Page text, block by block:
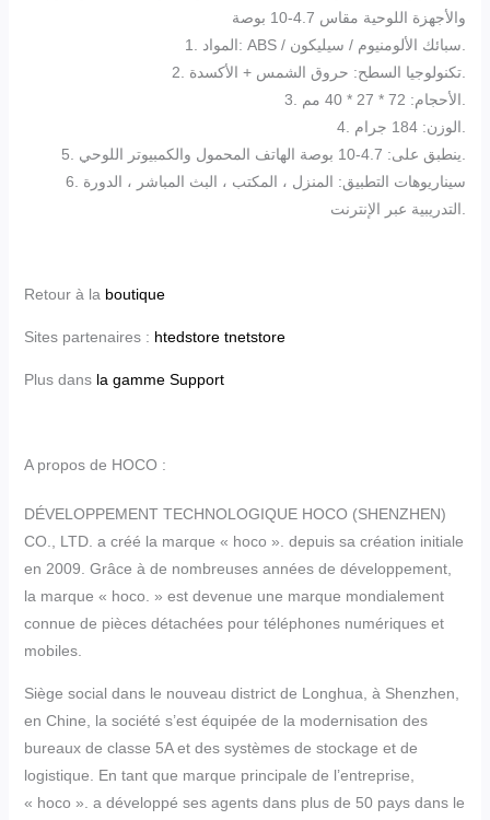
والأجهزة اللوحية مقاس 4.7-10 بوصة
6. سيناريوهات التطبيق: المنزل ، المكتب ، البث المباشر ، الدورة
Retour à la boutique
Sites partenaires : htedstore tnetstore
Plus dans la gamme Support
A propos de HOCO :
DÉVELOPPEMENT TECHNOLOGIQUE HOCO (SHENZHEN)
CO., LTD. a créé la marque « hoco ». depuis sa création initiale
en 2009. Grâce à de nombreuses années de développement,
la marque « hoco. » est devenue une marque mondialement
connue de pièces détachées pour téléphones numériques et
mobiles.
Siège social dans le nouveau district de Longhua, à Shenzhen,
en Chine, la société s’est équipée de la modernisation des
bureaux de classe 5A et des systèmes de stockage et de
logistique. En tant que marque principale de l’entreprise,
« hoco ». a développé ses agents dans plus de 50 pays dans le